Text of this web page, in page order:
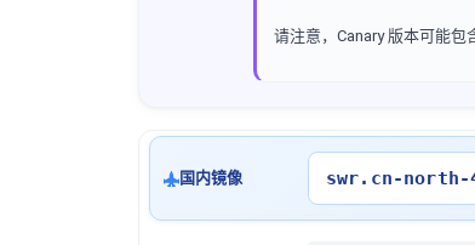
请注意，Canary 版本可能包
国内镜像 swr.cn-north-